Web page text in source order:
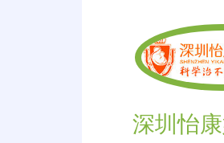
深圳怡